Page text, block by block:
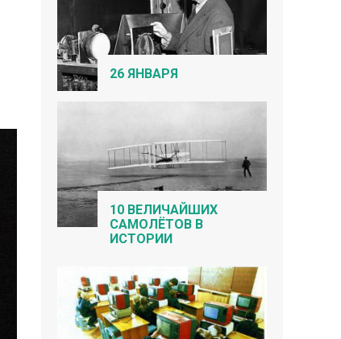
26 ЯНВАРЯ
10 ВЕЛИЧАЙШИХ
САМОЛЁТОВ В
ИСТОРИИ